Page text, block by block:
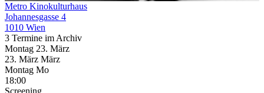
Metro Kinokulturhaus
Johannesgasse 4
1010 Wien
3 Termine im Archiv
Montag 23. März
23. März März
Montag Mo
18:00
Screening